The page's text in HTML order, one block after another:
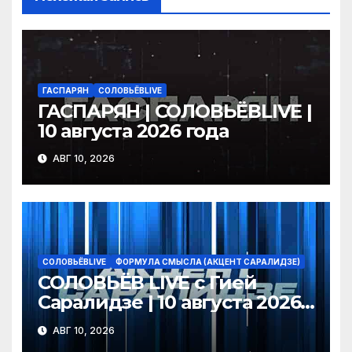
ni
ki
ь
ГАСПАРЯН СОЛОВЬЁВLIVE
ГАСПАРЯН | СОЛОВЬЁВLIVE |
10 августа 2026 года
АВГ 10, 2026
СОЛОВЬЁВLIVE ФОРМУЛА СМЫСЛА (АКЦЕНТ САРАЛИДЗЕ)
СОЛОВЬЁВ LIVE с Гией
Саралидзе | 10 августа 2026
года
АВГ 10, 2026